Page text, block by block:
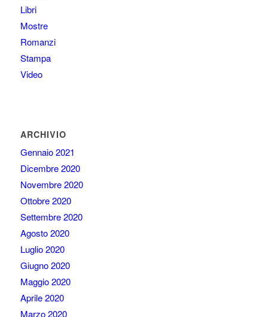
Libri
Mostre
Romanzi
Stampa
Video
ARCHIVIO
Gennaio 2021
Dicembre 2020
Novembre 2020
Ottobre 2020
Settembre 2020
Agosto 2020
Luglio 2020
Giugno 2020
Maggio 2020
Aprile 2020
Marzo 2020